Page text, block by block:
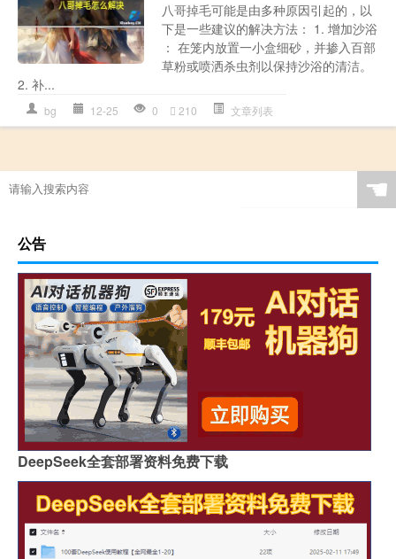
八哥掉毛可能是由多种原因引起的，以
下是一些建议的解决方法： 1. 增加沙浴
： 在笼内放置一小盒细砂，并掺入百部
草粉或喷洒杀虫剂以保持沙浴的清洁。
2. 补...
bg 12-25 0 210 文章列表
☚
公告
DeepSeek全套部署资料免费下载